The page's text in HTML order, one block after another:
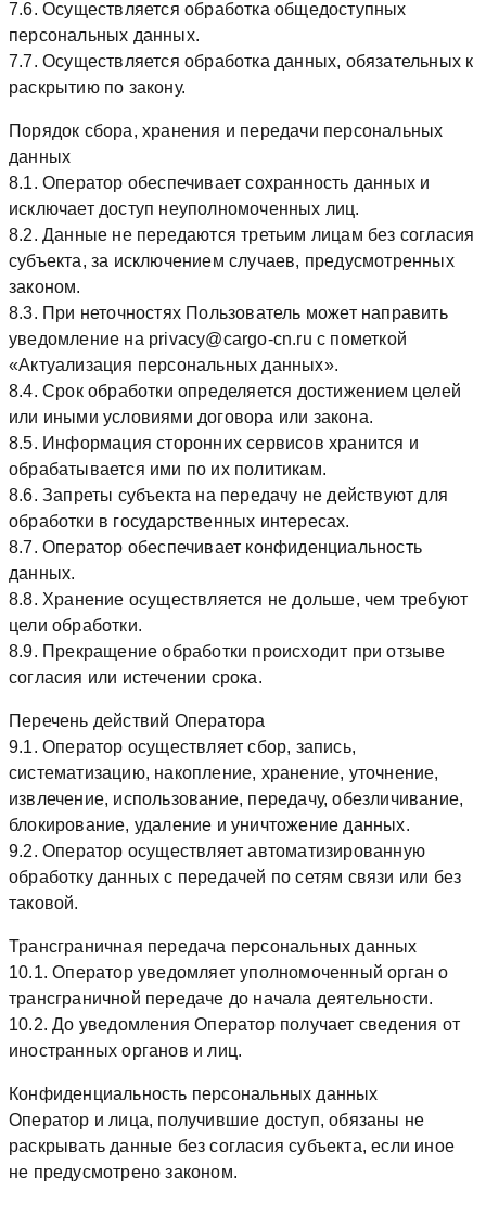
7.6. Осуществляется обработка общедоступных
персональных данных.
7.7. Осуществляется обработка данных, обязательных к
раскрытию по закону.
Порядок сбора, хранения и передачи персональных
данных
8.1. Оператор обеспечивает сохранность данных и
исключает доступ неуполномоченных лиц.
8.2. Данные не передаются третьим лицам без согласия
субъекта, за исключением случаев, предусмотренных
законом.
8.3. При неточностях Пользователь может направить
уведомление на privacy@cargo-cn.ru с пометкой
«Актуализация персональных данных».
8.4. Срок обработки определяется достижением целей
или иными условиями договора или закона.
8.5. Информация сторонних сервисов хранится и
обрабатывается ими по их политикам.
8.6. Запреты субъекта на передачу не действуют для
обработки в государственных интересах.
8.7. Оператор обеспечивает конфиденциальность
данных.
8.8. Хранение осуществляется не дольше, чем требуют
цели обработки.
8.9. Прекращение обработки происходит при отзыве
согласия или истечении срока.
Перечень действий Оператора
9.1. Оператор осуществляет сбор, запись,
систематизацию, накопление, хранение, уточнение,
извлечение, использование, передачу, обезличивание,
блокирование, удаление и уничтожение данных.
9.2. Оператор осуществляет автоматизированную
обработку данных с передачей по сетям связи или без
таковой.
Трансграничная передача персональных данных
10.1. Оператор уведомляет уполномоченный орган о
трансграничной передаче до начала деятельности.
10.2. До уведомления Оператор получает сведения от
иностранных органов и лиц.
Конфиденциальность персональных данных
Оператор и лица, получившие доступ, обязаны не
раскрывать данные без согласия субъекта, если иное
не предусмотрено законом.